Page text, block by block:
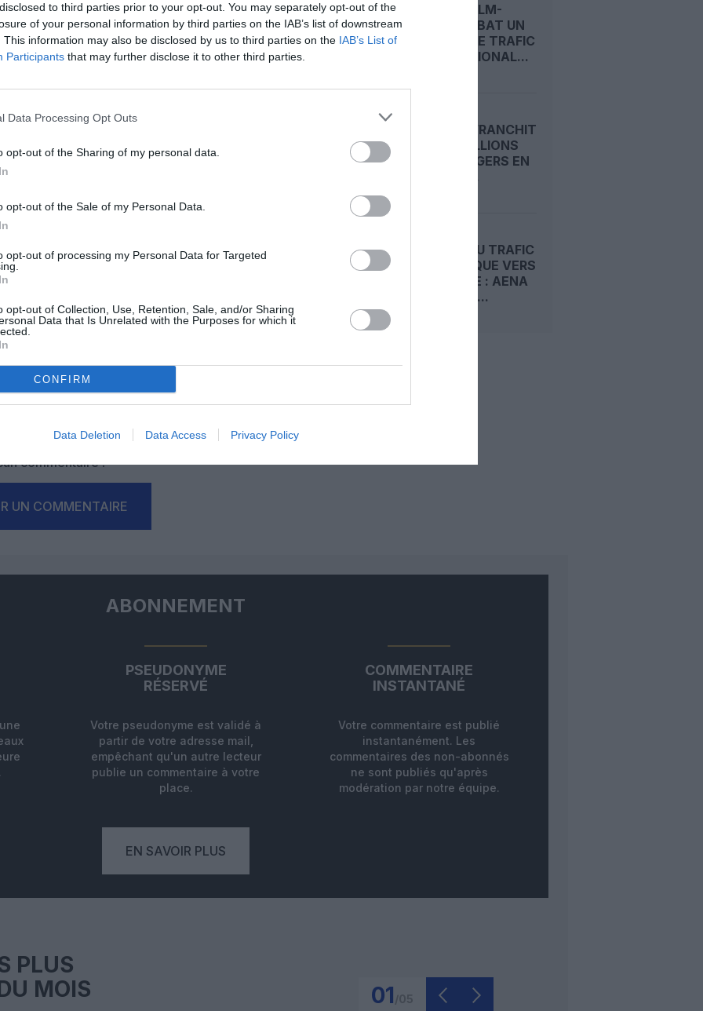
to third parties prior to your opt-out. You may separately opt-out of the
of your personal information by third parties on the IAB’s list of downstream
This information may also be disclosed by us to third parties on the IAB’s List of
Participants that may further disclose it to other third parties.
Data Processing Opt Outs
opt-out of the Sharing of my personal data.
opt-out of the Sale of my Personal Data.
opt-out of processing my Personal Data for Targeted
opt-out of Collection, Use, Retention, Sale, and/or Sharing
Data that Is Unrelated with the Purposes for which it
CONFIRM
Data Deletion Data Access Privacy Policy
apprécié l’article ?
SOUTENIR
commentaire !
UN COMMENTAIRE
STOCKHOLM-
ARLANDA BAT UN
RECORD DE TRAFIC
INTERNATIONAL...
RYANAIR FRANCHIT
LES 22 MILLIONS
DE PASSAGERS EN
REPORT DU TRAFIC
TOURISTIQUE VERS
L’ESPAGNE : AENA
FRANCHIT...
ABONNEMENT
PSEUDONYME
RÉSERVÉ
Votre pseudonyme est validé à
partir de votre adresse mail,
empêchant qu'un autre lecteur
publie un commentaire à votre
place.
COMMENTAIRE
INSTANTANÉ
Votre commentaire est publié
instantanément. Les
commentaires des non-abonnés
ne sont publiés qu'après
modération par notre équipe.
EN SAVOIR PLUS
PLUS
MOIS
01